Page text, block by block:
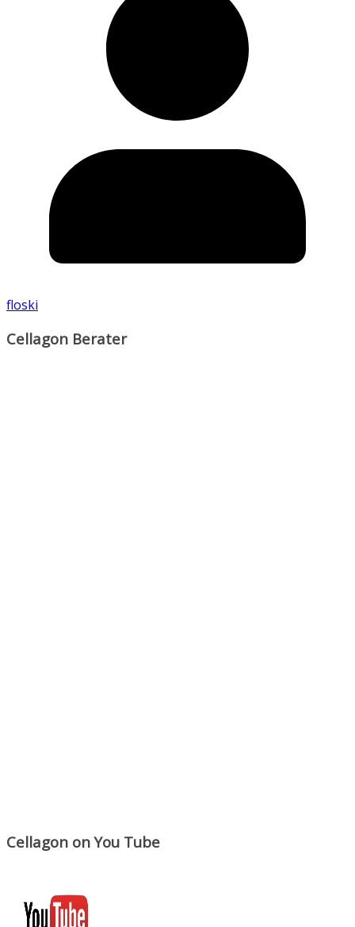
floski
Cellagon Berater
Cellagon on You Tube